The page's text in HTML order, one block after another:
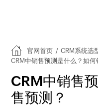
官网首页 / CRM系统选
CRM中销售预测是什么？如何
CRM中销售
售预测？